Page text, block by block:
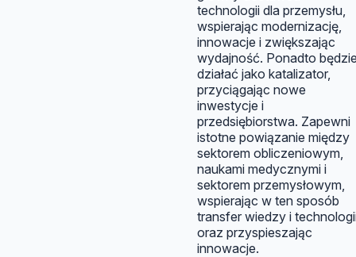
technologii dla przemysłu,
wspierając modernizację,
innowacje i zwiększając
wydajność. Ponadto
działać jako katalizator,
przyciągając nowe
inwestycje i
przedsiębiorstwa. Zapewni
istotne powiązanie między
sektorem obliczeniowym,
naukami medycznymi i
sektorem przemysłowym,
wspierając w ten sposób
transfer wiedzy i
oraz przyspieszając
innowacje.